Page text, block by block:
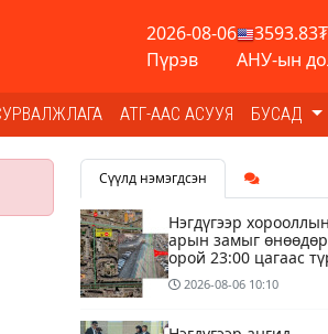
2026-08-06
Пүрэв
3593.83₮
АНУ-ын
АТГ-ААС АСУУЯ БУСАД
Сүүлд нэмэгдсэн
Нэгдүгээр хорооллын
арын замыг өнөөдөр
орой 23:00 цагаас
хааж, борооны ус
зайлуулах шугамын
2026-08-06 10:10